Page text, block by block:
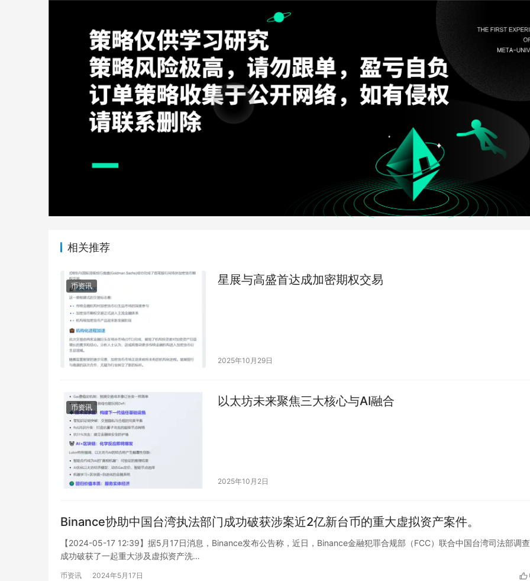
相关推荐
币资讯 星展与高盛首达成加密期权交易
2025年10月29日
币资讯 以太坊未来聚焦三大核心与AI融合
2025年10月2日
Binance协助中国台湾执法部门成功破获涉案近2亿新台币的重大虚拟资产案件。
【2024-05-17 12:39】据5月17日消息，Binance发布公告称，近日，Binance金融犯罪合规部（FCC）联合中国台湾司法部调
成功破获了一起重大涉及虚拟资产洗…
币资讯 2024年5月17日